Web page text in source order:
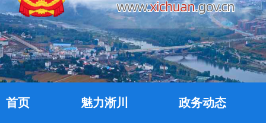
首页 魅力淅川 政务动态